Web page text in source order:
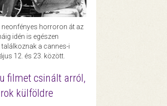
neonfényes horroron át az
idén is egészen
a cannes-i
12. és 23. között.
filmet csinált arról,
külföldre